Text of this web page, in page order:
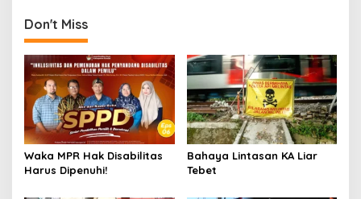
Don't Miss
Waka MPR Hak Disabilitas
Harus Dipenuhi!
Bahaya Lintasan KA Liar
Tebet